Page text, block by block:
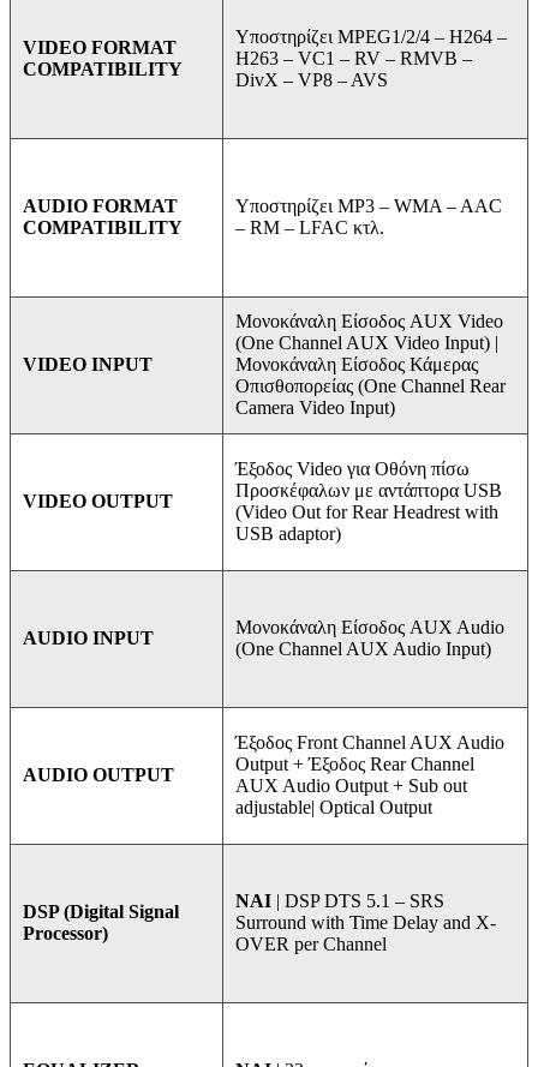
VIDEO FORMAT
COMPATIBILITY
Υποστηρίζει MPEG1/2/4 – H264 –
H263 – VC1 – RV – RMVB –
DivX – VP8 – AVS
AUDIO FORMAT
COMPATIBILITY
Υποστηρίζει MP3 – WMA – AAC
– RM – LFAC κτλ.
VIDEO INPUT
Μονοκάναλη Είσοδος AUX Video
(One Channel AUX Video Input) |
Μονοκάναλη Είσοδος Κάμερας
Οπισθοπορείας (One Channel Rear
Camera Video Input)
VIDEO OUTPUT
Έξοδος Video για Οθόνη πίσω
Προσκέφαλων με αντάπτορα USB
(Video Out for Rear Headrest with
USB adaptor)
AUDIO INPUT
Μονοκάναλη Είσοδος AUX Audio
(One Channel AUX Audio Input)
AUDIO OUTPUT
Έξοδος Front Channel AUX Audio
Output + Έξοδος Rear Channel
AUX Audio Output + Sub out
adjustable| Optical Output
DSP (Digital Signal
Processor)
ΝΑΙ | DSP DTS 5.1 – SRS
Surround with Time Delay and X-
OVER per Channel